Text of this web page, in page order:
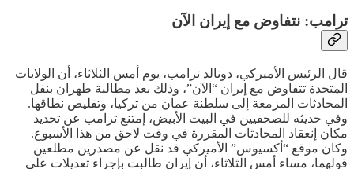
ترامب: نتفاوض مع إيران الآن
قال الرئيس الأميركي، دونالد ترامب، يوم أمس الثلاثاء، أن الولايات
المتحدة تتفاوض مع إيران “الآن”، وذلك بعد مطالبة طهران بنقل
المحادثات المزمعة إلى سلطنة عمان من تركيا، وتقليص نطاقها.
وفي حديثه للصحفيين في البيت الأبيض، إمتنع ترامب عن تحديد
مكان إنعقاد المحادثات المقررة في وقت لاحق من هذا الأسبوع.
وكان موقع “أكسيوس” الأميركي قد نقل عن مصدرين مطلعين
قولهما، مساء أمس الثلاثاء، أن إيران طالبت بإجراء تعديلات على